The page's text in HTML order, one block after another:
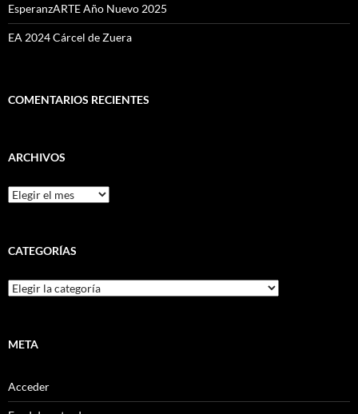
EsperanzARTE Año Nuevo 2025
EA 2024 Cárcel de Zuera
COMENTARIOS RECIENTES
ARCHIVOS
Archivos
CATEGORÍAS
Categorías
META
Acceder